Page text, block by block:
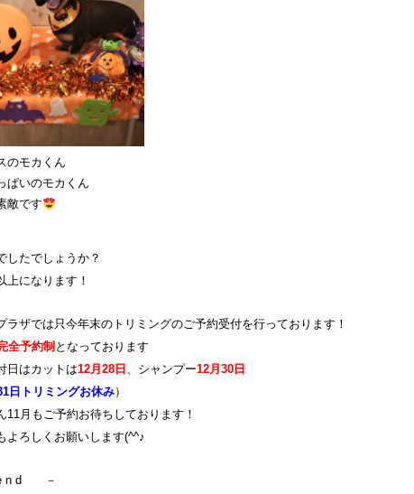
のモカくん
ぱいのモカくん
敵です
したでしょうか？
上になります！
ラザでは只今年末のトリミングのご予約受付を行っております！
全予約制 となっております
日はカットは12月28日 、シャンプー12月30日
日トリミングお休み）
11月もご予約お待ちしております！
よろしくお願いします(^^♪
d －